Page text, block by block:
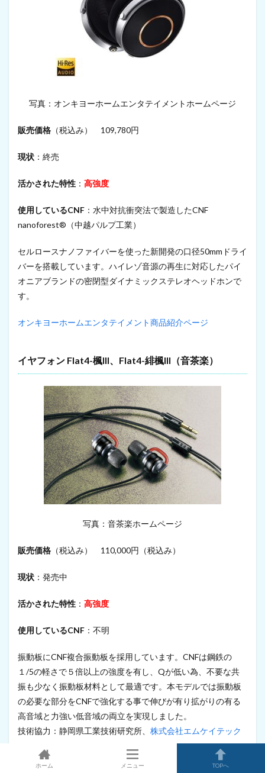
写真：オンキヨーホームエンタテイメントホームページ
販売価格 （税込み） 109,780円
現状 ：終売
活かされた特性 ： 高強度
使用しているCNF ：水中対抗衝突法で製造したCNF
nanoforest®（中越パルプ工業）
セルロースナノファイバーを使った新開発の口径50mmドライ
バーを搭載しています。ハイレゾ音源の再生に対応したパイ
オニアブランドの密閉型ダイナミックステレオヘッドホンで
す。
オンキヨーホームエンタテイメント商品紹介ページ
イヤフォン Flat4-楓III、Flat4-緋楓III（音茶楽）
写真：音茶楽ホームページ
販売価格 （税込み） 110,000円（税込み）
現状 ：発売中
活かされた特性 ： 高強度
使用しているCNF ：不明
振動板にCNF複合振動板を採用しています。CNFは鋼鉄の
１/5の軽さで５倍以上の強度を有し、Qが低い為、不要な共
振も少なく振動板材料として最適です。本モデルでは振動板
の必要な部分をCNFで強化する事で伸びが有り拡がりの有る
高音域と力強い低音域の両立を実現しました。
技術協力：静岡県工業技術研究所、 株式会社エムケイテック
音茶楽商品紹介ページ
ホーム メニュー TOPへ